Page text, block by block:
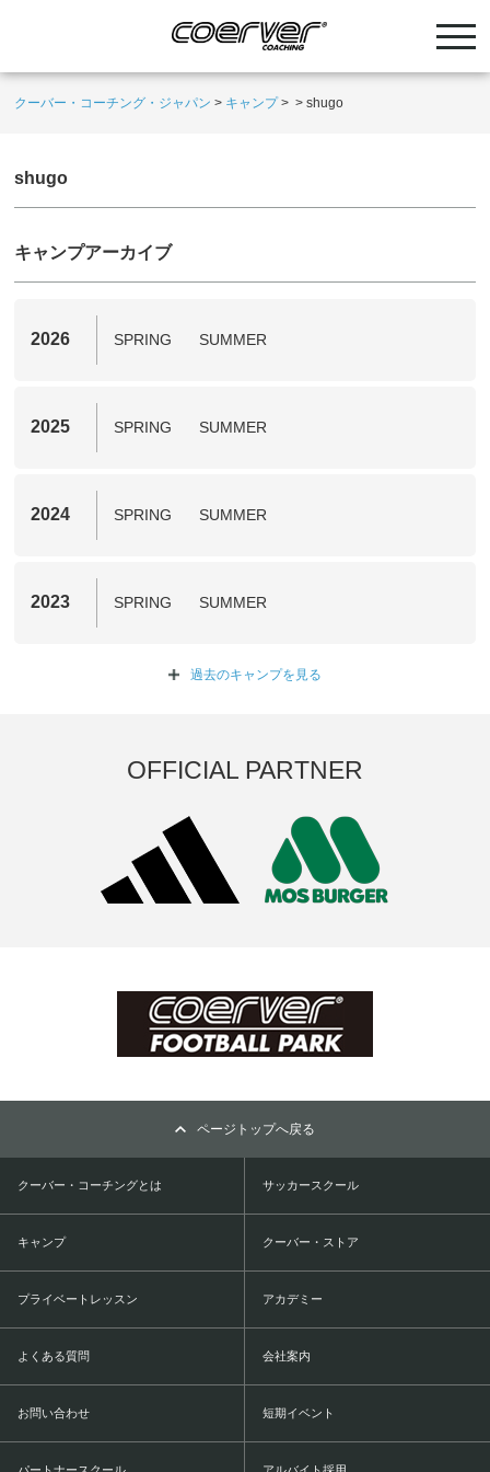
クーバー・コーチング・ジャパン > キャンプ> >shugo
shugo
キャンプアーカイブ
2026 SPRING SUMMER
2025 SPRING SUMMER
2024 SPRING SUMMER
2023 SPRING SUMMER
過去のキャンプを 見る
OFFICIAL PARTNER
ページトップへ戻る
クーバー・コーチングとは サッカースクール
キャンプ クーバー・ストア
プライベートレッスン アカデミー
よくある質問 会社案内
お問い合わせ 短期イベント